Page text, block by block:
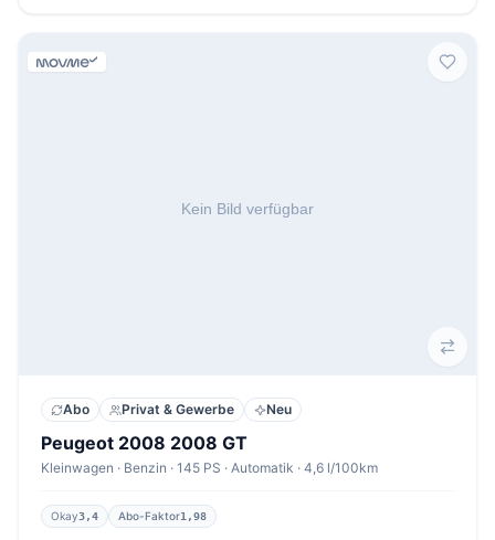
Abo Privat & Gewerbe Neu
Peugeot 2008 2008 GT
Kleinwagen · Benzin · 145 PS · Automatik · 4,6 l/100km
Okay3,4 Abo-Faktor1,98